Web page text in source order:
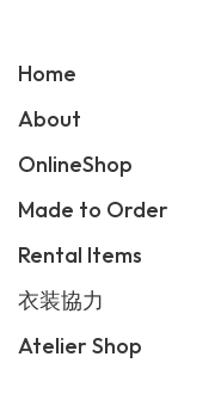
Home
About
OnlineShop
Made to Order
Rental Items
衣装協力
Atelier Shop